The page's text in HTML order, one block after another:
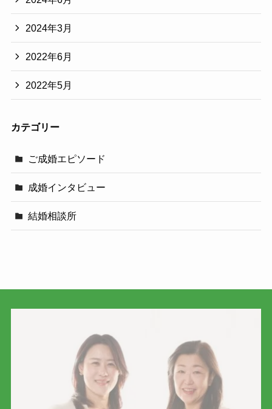
2024年3月
2022年6月
2022年5月
カテゴリー
ご成婚エピソード
成婚インタビュー
結婚相談所